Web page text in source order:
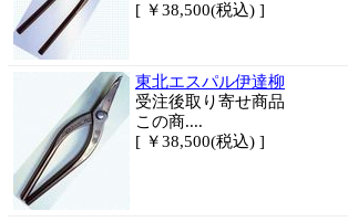
[ ￥38,500(税込) ]
東北エスパル伊達柳
受注後取り寄せ商品
この商....
[ ￥38,500(税込) ]